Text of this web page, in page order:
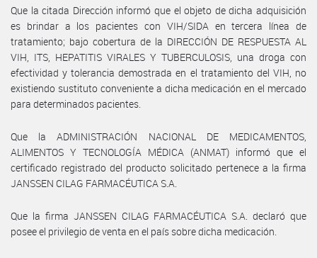
Que la citada Dirección informó que el objeto de dicha adquisición
es brindar a los pacientes con VIH/SIDA en tercera línea de
tratamiento; bajo cobertura de la DIRECCIÓN DE RESPUESTA AL
VIH, ITS, HEPATITIS VIRALES Y TUBERCULOSIS, una droga con
efectividad y tolerancia demostrada en el tratamiento del VIH, no
existiendo sustituto conveniente a dicha medicación en el mercado
para determinados pacientes.
Que la ADMINISTRACIÓN NACIONAL DE MEDICAMENTOS,
ALIMENTOS Y TECNOLOGÍA MÉDICA (ANMAT) informó que el
certificado registrado del producto solicitado pertenece a la firma
JANSSEN CILAG FARMACÉUTICA S.A.
Que la firma JANSSEN CILAG FARMACÉUTICA S.A. declaró que
posee el privilegio de venta en el país sobre dicha medicación.